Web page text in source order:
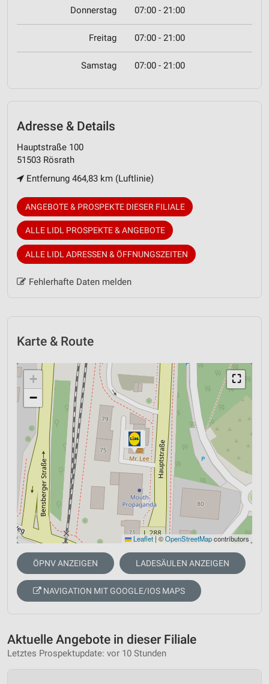
Donnerstag 07:00 - 21:00
Freitag 07:00 - 21:00
Samstag 07:00 - 21:00
Adresse & Details
Hauptstraße 100
51503 Rösrath
Entfernung 464,83 km (Luftlinie)
ANGEBOTE & PROSPEKTE DIESER FILIALE
ALLE LIDL PROSPEKTE & ANGEBOTE
ALLE LIDL ADRESSEN & ÖFFNUNGSZEITEN
Fehlerhafte Daten melden
Karte & Route
⛶
+
−
Leaflet|©OpenStreetMapcontributors
ÖPNV ANZEIGEN LADESÄULEN ANZEIGEN
NAVIGATION MIT GOOGLE/IOS MAPS
Aktuelle Angebote in dieser Filiale
Letztes Prospektupdate: vor 10 Stunden